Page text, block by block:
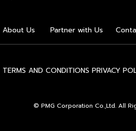
ราคา 69 บาท และไซส์ M ราคา 85 บ
นุ่มกำลังดี เนื้อไก่ฉีกแน่น หมูย่างหอมฉ่
About Us Partner with Us
TERMS AND CONDITIONS PRIVACY
© PMG Corporation Co.,Ltd. All